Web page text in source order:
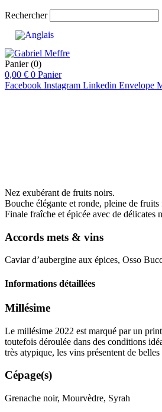
Rechercher
Panier (0)
0,00 € 0 Panier
Facebook Instagram Linkedin Envelope
Nez exubérant de fruits noirs.
Bouche élégante et ronde, pleine de fruits
Finale fraîche et épicée avec de délicates
Accords mets & vins
Caviar d’aubergine aux épices, Osso
Informations détaillées
Millésime
Le millésime 2022 est marqué par un
toutefois déroulée dans des conditions
très atypique, les vins présentent de
Cépage(s)
Grenache noir, Mourvèdre, Syrah